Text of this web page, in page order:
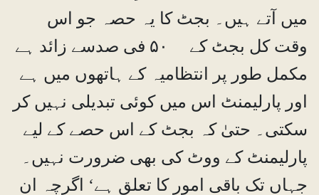
میں آتے ہیں۔ بجٹ کا یہ حصہ جو اس
وقت کل بجٹ کے ۵۰ فی صدسے زائد ہے
مکمل طور پر انتظامیہ کے ہاتھوں میں ہے
اور پارلیمنٹ اس میں کوئی تبدیلی نہیں کر
سکتی۔ حتیٰ کہ بجٹ کے اس حصے کے لیے
پارلیمنٹ کے ووٹ کی بھی ضرورت نہیں۔
جہاں تک باقی امور کا تعلق ہے‘ اگرچہ ان